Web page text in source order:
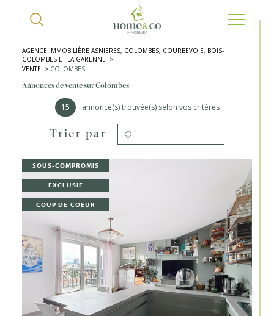
AGENCE IMMOBILIÈRE ASNIERES, COLOMBES, COURBEVOIE, BOIS-
COLOMBES ET LA GARENNE
VENTE
COLOMBES
Annonces de vente sur Colombes
15 annonce(s) trouvée(s) selon vos critères
Trier par
SOUS-COMPROMIS
EXCLUSIF
COUP DE COEUR